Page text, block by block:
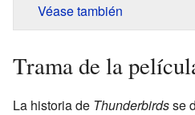
Véase también
Trama de la
La historia de Thunderbirdsse